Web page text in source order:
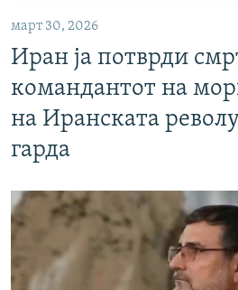
март 30, 2026
Иран ја потврди
командантот на
на Иранската
гарда